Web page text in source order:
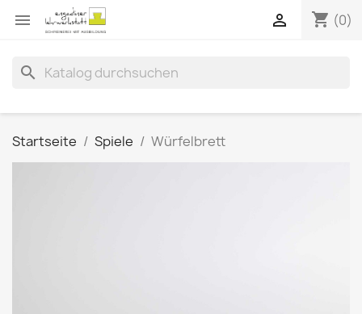
 shopping_cart (0)

search
Startseite Spiele Würfelbrett